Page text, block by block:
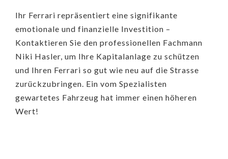
Ihr Ferrari repräsentiert eine signifikante
emotionale und finanzielle Investition –
Kontaktieren Sie den professionellen Fachmann
Niki Hasler, um Ihre Kapitalanlage zu schützen
und Ihren Ferrari so gut wie neu auf die Strasse
zurückzubringen. Ein vom Spezialisten
gewartetes Fahrzeug hat immer einen höheren
Wert!